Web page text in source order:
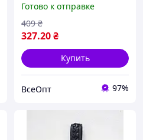
с кнопкой) цвет койот, вес
38 г, для
Готово к отправке
327.20₴
409 ₴
Купить
ВсеОпт 97%